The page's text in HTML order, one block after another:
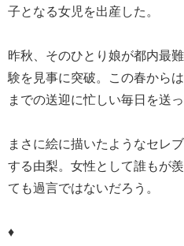
子となる女児を出産した。
昨秋、そのひとり娘が都内最
験を見事に突破。この春から
までの送迎に忙しい毎日を送っ
まさに絵に描いたようなセレ
する由梨。女性として誰もが
ても過言ではないだろう。
♦